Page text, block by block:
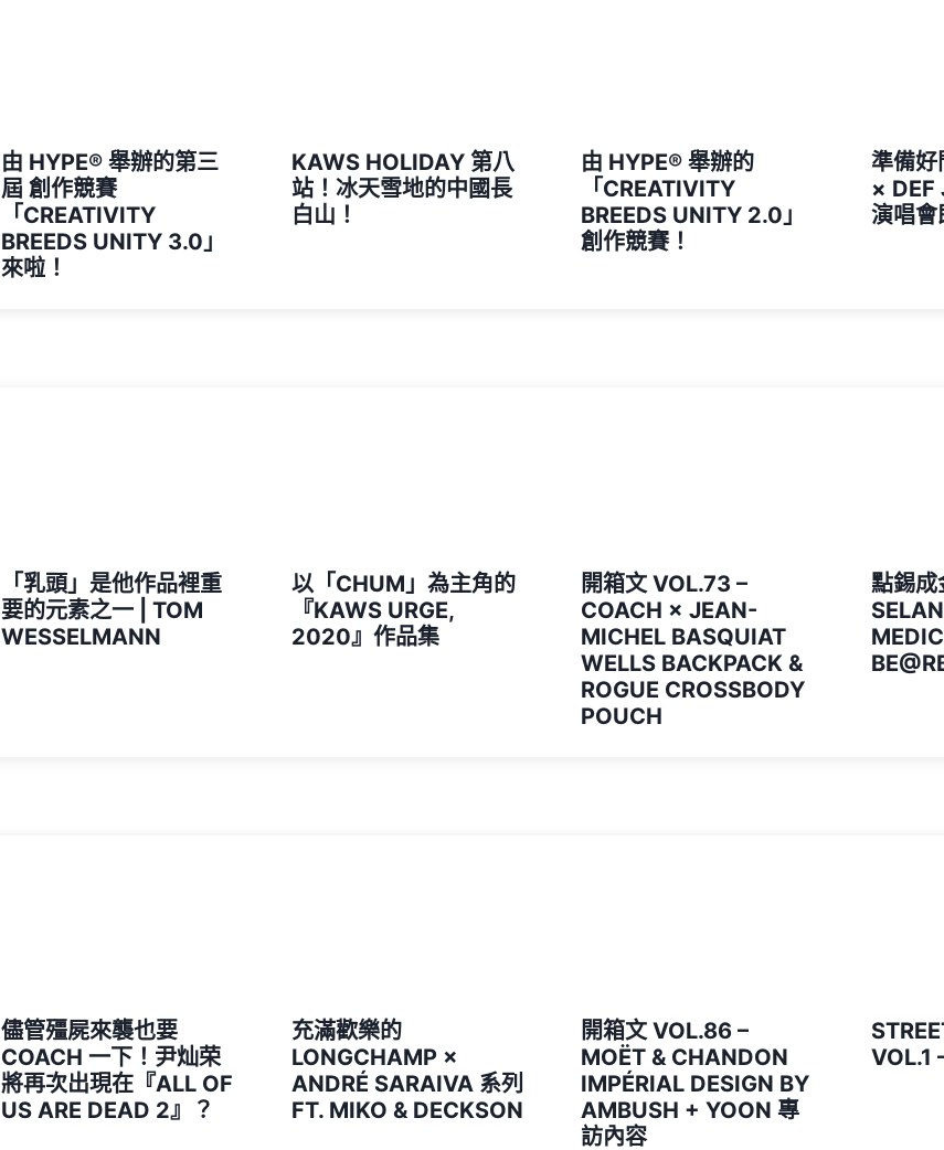
由 HYPE®️ 舉辦的第三
屆 創作競賽
「CREATIVITY
BREEDS UNITY 3.0」
來啦！
KAWS HOLIDAY 第八
站！冰天雪地的中國長
白山！
由 HYPE®️ 舉辦的
「CREATIVITY
BREEDS UNITY 2.0」
創作競賽！
準備
× DEF
演唱會
「乳頭」是他作品裡重
要的元素之一 | TOM
WESSELMANN
以「CHUM」為主角的
『KAWS URGE,
2020』作品集
開箱文 VOL.73 –
COACH × JEAN-
MICHEL BASQUIAT
WELLS BACKPACK &
ROGUE CROSSBODY
POUCH
點錫成
儘管殭屍來襲也要
COACH 一下！尹灿荣
將再次出現在『ALL OF
US ARE DEAD 2』？
充滿歡樂的
LONGCHAMP ×
ANDRÉ SARAIVA 系列
FT. MIKO & DECKSON
開箱文 VOL.86 –
MOËT & CHANDON
IMPÉRIAL DESIGN BY
AMBUSH + YOON 專
訪內容
VOL.1